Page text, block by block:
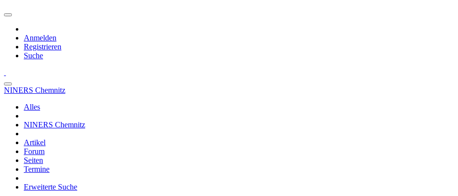
Anmelden
Registrieren
Suche
NINERS Chemnitz
Alles
NINERS Chemnitz
Artikel
Forum
Seiten
Termine
Erweiterte Suche